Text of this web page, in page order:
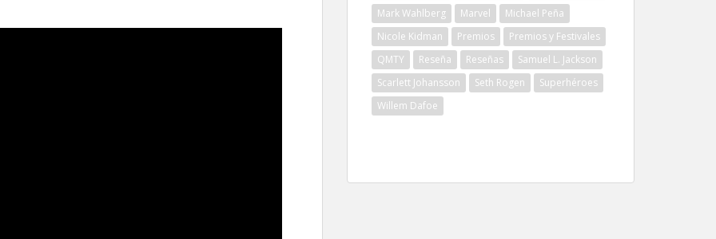
Mark Wahlberg
Marvel
Michael Peña
Nicole Kidman
Premios
Premios y Festivales
QMTY
Reseña Reseñas
Samuel L. Jackson
Scarlett Johansson
Seth Rogen
Superhéroes
Willem Dafoe